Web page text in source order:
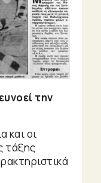
την
και οι
τάξης